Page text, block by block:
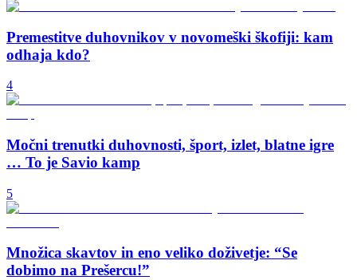
Premestitve duhovnikov v novomeški škofiji: kam
odhaja kdo?
4
Močni trenutki duhovnosti, šport, izlet, blatne igre
… To je Savio kamp
5
Množica skavtov in eno veliko doživetje: “Se
dobimo na Prešercu!”